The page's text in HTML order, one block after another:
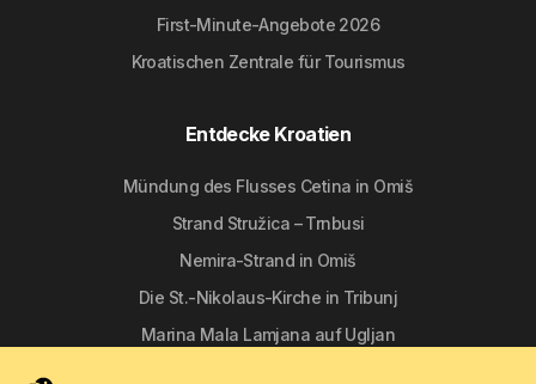
First-Minute-Angebote 2026
Kroatischen Zentrale für Tourismus
Entdecke Kroatien
Mündung des Flusses Cetina in Omiš
Strand Stružica – Trnbusi
Nemira-Strand in Omiš
Die St.-Nikolaus-Kirche in Tribunj
Marina Mala Lamjana auf Ugljan